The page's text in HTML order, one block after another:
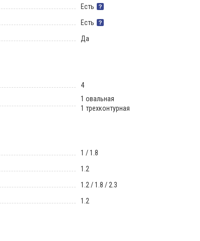
Есть
Есть
Да
4
1 овальная
1 трехконтурная
1 / 1.8
1.2
1.2 / 1.8 / 2.3
1.2